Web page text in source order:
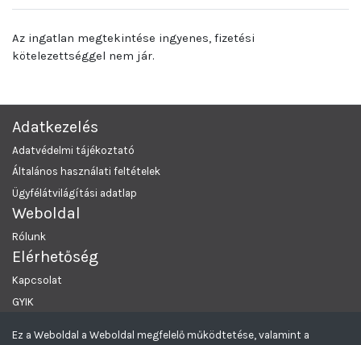
Az ingatlan megtekintése ingyenes, fizetési
kötelezettséggel nem jár.
Adatkezelés
Adatvédelmi tájékoztató
Általános használati feltételek
Ügyfélátvilágítási adatlap
Weboldal
Rólunk
Elérhetőség
Kapcsolat
GYIK
Ez a Weboldal a Weboldal megfelelő működtetése, valamint a